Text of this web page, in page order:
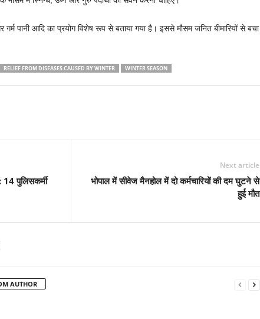
पानी आदि का प्रयोग विशेष रूप से बताया गया है। इससे मौसम जनित बीमारियों से बचा
RELIEF FROM DISEASES CAUSED BY WINTER WINTER SEASON
पुलिसकर्मी
Next article
भोपाल में सीवेज मैनहोल में दो कर्मचारियों की दम घुटने से
हुई मौत
AUTHOR